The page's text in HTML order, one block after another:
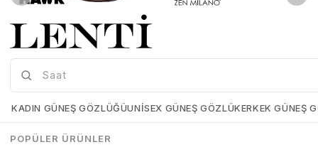
Hawk-HW1044-02-66 Zen-Mılano-ZM524-02-61
KADIN GÜNEŞ GÖZLÜĞÜUNISEX GÜNEŞ GÖZLÜKERKEK GÜNEŞ
POPÜLER ÜRÜNLER